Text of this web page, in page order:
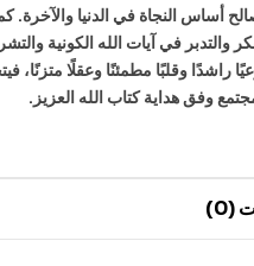
أساس النجاة في الدنيا والآخرة.
والتدبر في آيات الله الكونية
راشدًا وقلبًا مطمئنًا وعقلًا متزنًا،
وفق هداية كتاب الله العزيز.
(0)